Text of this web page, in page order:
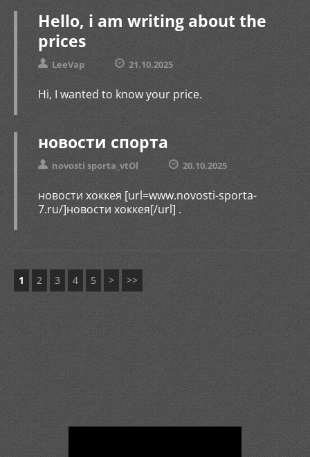
Hello, i am writing about the
prices
LeeVap 21.10.2025
Hi, I wanted to know your price.
новости спорта
novosti sporta_vtOl 20.10.2025
новости хоккея [url=www.novosti-sporta-
7.ru/]новости хоккея[/url] .
1 2 3 4 5 > >>